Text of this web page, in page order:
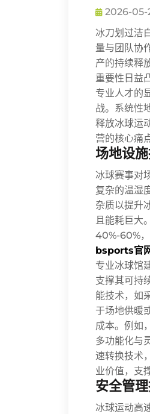
2026-05-
冰刀划过洁
量与团队协
产的持续释
重要性日益
专业人才的
战。系统性
释放冰球运
营的核心痛
场地设
冰球赛事对
复杂的温湿
杂质以提升
且能耗巨大
40%-60%，
bsports官
专业冰球馆
支撑其可持
能技术，如
于场地供暖
成本。例如
多功能化与
速转换技术
业价值，支
安全管
冰球运动高